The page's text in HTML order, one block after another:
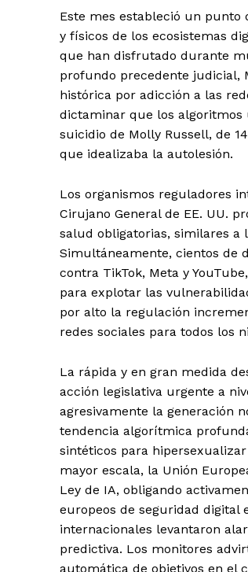
Este mes estableció un punto
y físicos de los ecosistemas
que han disfrutado durante
profundo precedente judicial,
histórica por adicción a las
dictaminar que los algoritmos
suicidio de Molly Russell, de
que idealizaba la autolesión.
Los organismos reguladores
Cirujano General de EE. UU.
salud obligatorias, similares a
Simultáneamente, cientos de
contra TikTok, Meta y
para explotar las
por alto la regulación
redes sociales para todos los
La rápida y en gran medida
acción legislativa urgente a
agresivamente la generación
tendencia algorítmica
sintéticos para
mayor escala, la Unión
Ley de IA, obligando
europeos de seguridad digital
internacionales levantaron
predictiva. Los monitores
automática de objetivos en el